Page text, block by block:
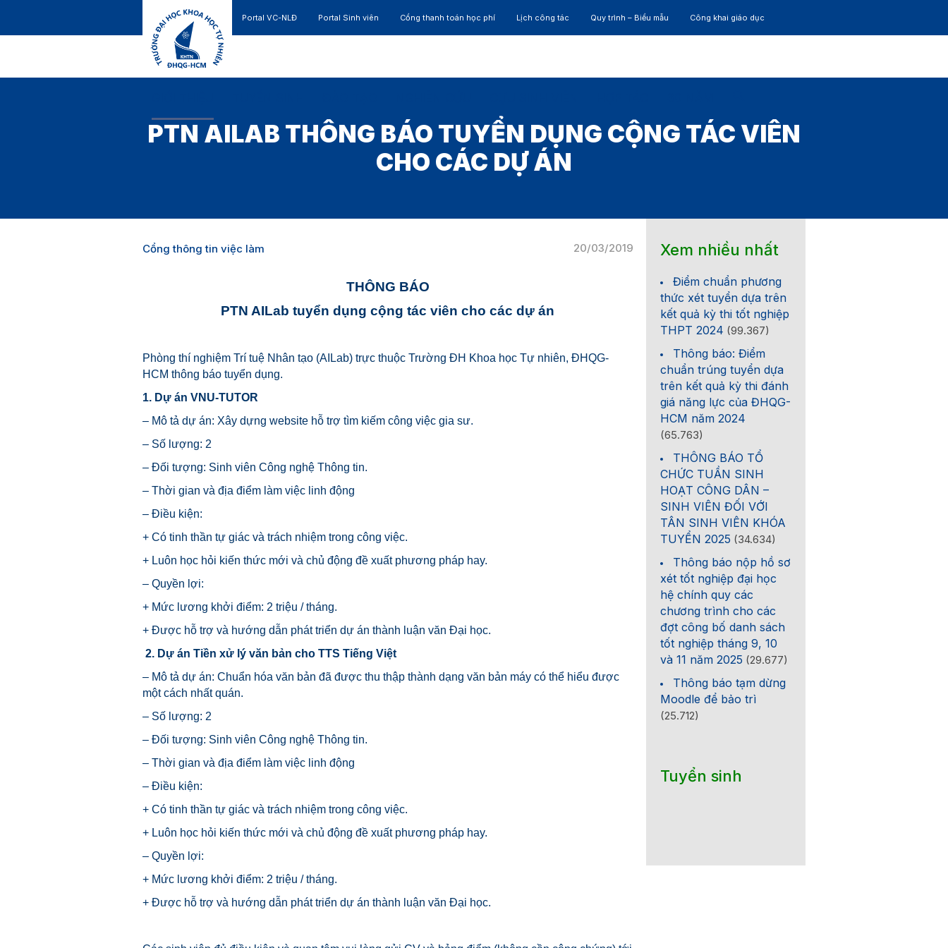
Portal VC-NLĐ Portal Sinh viên Cổng thanh toán học phí Lịch công tác Quy trình – Biểu mẫu Công khai giáo dục
PTN AILAB THÔNG BÁO TUYỂN DỤNG CỘNG TÁC VIÊN
CHO CÁC DỰ ÁN
20/03/2019
Cổng thông tin việc làm
THÔNG BÁO
PTN AILab tuyển dụng cộng tác viên cho các dự án
Phòng thí nghiệm Trí tuệ Nhân tạo (AILab) trực thuộc Trường ĐH Khoa học Tự nhiên, ĐHQG-
HCM thông báo tuyển dụng.
1. Dự án VNU-TUTOR
– Mô tả dự án: Xây dựng website hỗ trợ tìm kiếm công việc gia sư.
– Số lượng: 2
– Đối tượng: Sinh viên Công nghệ Thông tin.
– Thời gian và địa điểm làm việc linh động
– Điều kiện:
+ Có tinh thần tự giác và trách nhiệm trong công việc.
+ Luôn học hỏi kiến thức mới và chủ động đề xuất phương pháp hay.
– Quyền lợi:
+ Mức lương khởi điểm: 2 triệu / tháng.
+ Được hỗ trợ và hướng dẫn phát triển dự án thành luận văn Đại học.
2. Dự án Tiền xử lý văn bản cho TTS Tiếng Việt
– Mô tả dự án: Chuẩn hóa văn bản đã được thu thập thành dạng văn bản máy có thể hiểu được
một cách nhất quán.
– Số lượng: 2
– Đối tượng: Sinh viên Công nghệ Thông tin.
– Thời gian và địa điểm làm việc linh động
– Điều kiện:
+ Có tinh thần tự giác và trách nhiệm trong công việc.
+ Luôn học hỏi kiến thức mới và chủ động đề xuất phương pháp hay.
– Quyền lợi:
+ Mức lương khởi điểm: 2 triệu / tháng.
+ Được hỗ trợ và hướng dẫn phát triển dự án thành luận văn Đại học.
Xem nhiều nhất
Điểm chuẩn phương
thức xét tuyển dựa trên
kết quả kỳ thi tốt nghiệp
THPT 2024 (99.367)
Thông báo: Điểm
chuẩn trúng tuyển dựa
trên kết quả kỳ thi đánh
giá năng lực của ĐHQG-
HCM năm 2024
(65.763)
THÔNG BÁO TỔ
CHỨC TUẦN SINH
HOẠT CÔNG DÂN –
SINH VIÊN ĐỐI VỚI
TÂN SINH VIÊN KHÓA
TUYỂN 2025 (34.634)
Thông báo nộp hồ sơ
xét tốt nghiệp đại học
hệ chính quy các
chương trình cho các
đợt công bố danh sách
tốt nghiệp tháng 9, 10
và 11 năm 2025 (29.677)
Thông báo tạm dừng
Moodle để bảo trì
(25.712)
Tuyển sinh